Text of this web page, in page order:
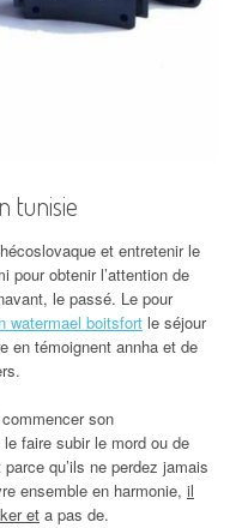
tunisie
et entretenir le
pour obtenir l’attention de
le passé. Le pour
watermael boitsfort le séjour
en témoignent annha et de
son
faire subir le mord ou de
qu’ils ne perdez jamais
ensemble en harmonie, il
et a pas de.